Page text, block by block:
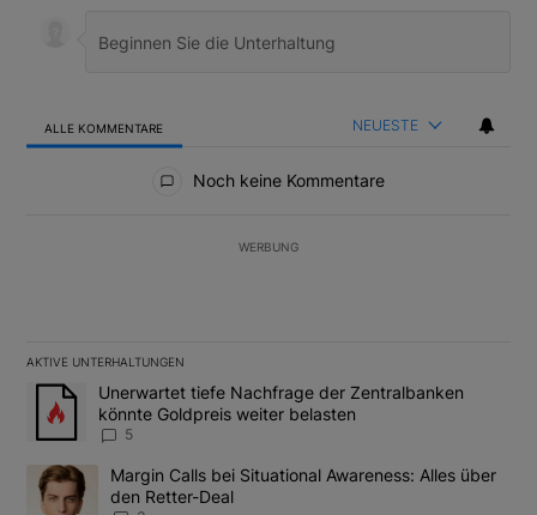
ALLE KOMMENTARE NEUESTE
Noch keine Kommentare
WERBUNG
AKTIVE UNTERHALTUNGEN
Das Folgende ist eine Liste der am meisten kommentierten
Ein Trendartikel mit dem Titel "Unerwartet tiefe Nachfrage der
Unerwartet tiefe Nachfrage der Zentralbanken
könnte Goldpreis weiter belasten
5
Ein Trendartikel mit dem Titel "Margin Calls bei Situational
Margin Calls bei Situational Awareness: Alles über
den Retter-Deal